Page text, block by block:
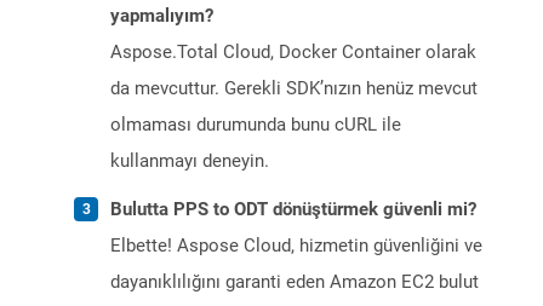
yapmalıyım?
Aspose.Total Cloud, Docker Container olarak
da mevcuttur. Gerekli SDK’nızın henüz mevcut
olmaması durumunda bunu cURL ile
kullanmayı deneyin.
Bulutta PPS to ODT dönüştürmek güvenli mi?
Elbette! Aspose Cloud, hizmetin güvenliğini ve
dayanıklılığını garanti eden Amazon EC2 bulut